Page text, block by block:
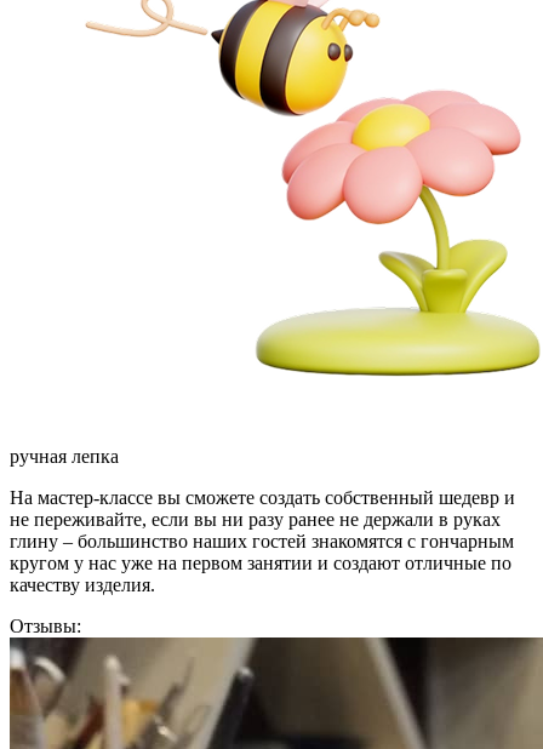
ручная лепка
На мастер-классе вы сможете создать собственный шедевр и
не переживайте, если вы ни разу ранее не держали в руках
глину – большинство наших гостей знакомятся с гончарным
кругом у нас уже на первом занятии и создают отличные по
качеству изделия.
Отзывы: